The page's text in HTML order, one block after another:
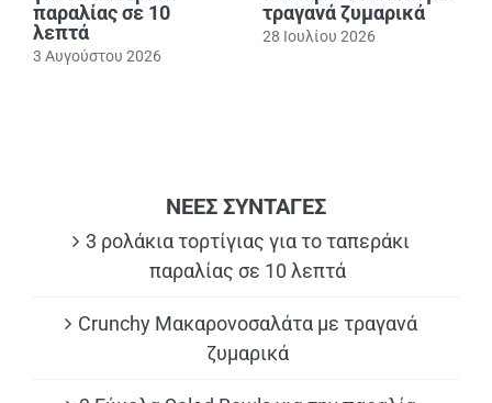
παραλίας σε 10
λεπτά
3 Αυγούστου 2026
τραγανά ζυμαρικά
28 Ιουλίου 2026
ΝΕΕΣ ΣΥΝΤΑΓΕΣ
3 ρολάκια τορτίγιας για το ταπεράκι
παραλίας σε 10 λεπτά
Crunchy Μακαρονοσαλάτα με τραγανά
ζυμαρικά